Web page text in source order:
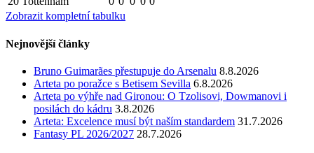
Zobrazit kompletní tabulku
Nejnovější články
Bruno Guimarães přestupuje do Arsenalu 8.8.2026
Arteta po poražce s Betisem Sevilla 6.8.2026
Arteta po výhře nad Gironou: O Tzolisovi, Dowmanovi i
posilách do kádru 3.8.2026
Arteta: Excelence musí být naším standardem 31.7.2026
Fantasy PL 2026/2027 28.7.2026